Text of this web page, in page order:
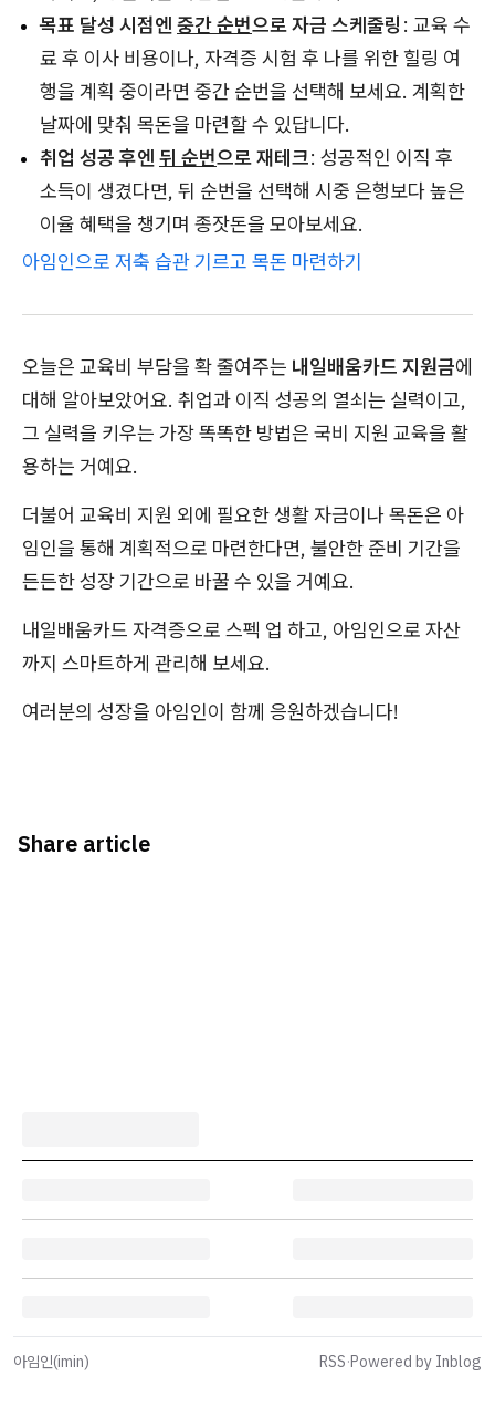
목표 달성 시점엔 중간 순번으로 자금 스케줄링 : 교육 수
료 후 이사 비용이나, 자격증 시험 후 나를 위한 힐링 여
행을 계획 중이라면 중간 순번을 선택해 보세요. 계획한
날짜에 맞춰 목돈을 마련할 수 있답니다.
취업 성공 후엔 뒤 순번으로 재테크: 성공적인 이직 후
소득이 생겼다면, 뒤 순번을 선택해 시중 은행보다 높은
이율 혜택을 챙기며 종잣돈을 모아보세요.
아임인으로 저축 습관 기르고 목돈 마련하기
오늘은 교육비 부담을 확 줄여주는 내일배움카드 지원금에
대해 알아보았어요. 취업과 이직 성공의 열쇠는 실력이고,
그 실력을 키우는 가장 똑똑한 방법은 국비 지원 교육을 활
용하는 거예요.
더불어 교육비 지원 외에 필요한 생활 자금이나 목돈은 아
임인을 통해 계획적으로 마련한다면, 불안한 준비 기간을
든든한 성장 기간으로 바꿀 수 있을 거예요.
내일배움카드 자격증으로 스펙 업 하고, 아임인으로 자산
까지 스마트하게 관리해 보세요.
여러분의 성장을 아임인이 함께 응원하겠습니다!
Share article
아임인(imin) RSS·Powered by Inblog